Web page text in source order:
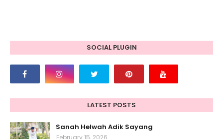
SOCIAL PLUGIN
LATEST POSTS
Sanah Helwah Adik Sayang